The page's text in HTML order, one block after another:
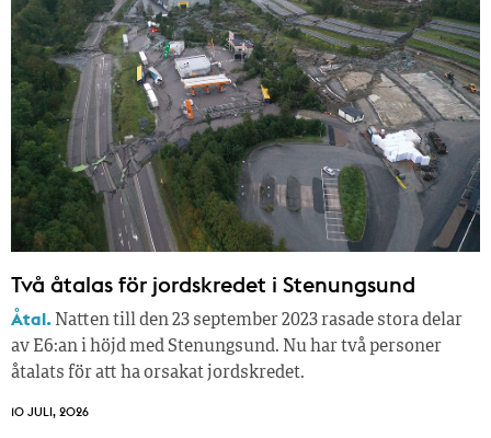
Två åtalas för jordskredet i Stenungsund
Åtal. Natten till den 23 september 2023 rasade stora delar
av E6:an i höjd med Stenungsund. Nu har två personer
åtalats för att ha orsakat jordskredet.
10 JULI, 2026